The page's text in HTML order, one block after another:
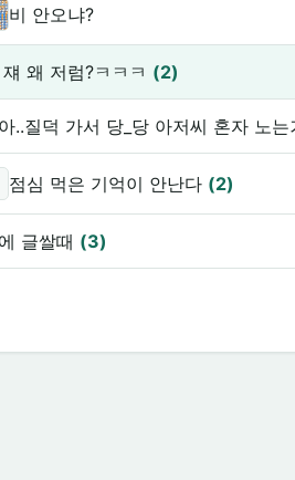
비 안오냐?
왜 저럼?ㅋㅋㅋ (2)
..질덕 가서 당_당 아저씨 혼자 노는
점심 먹은 기억이 안난다 (2)
글쌀때 (3)